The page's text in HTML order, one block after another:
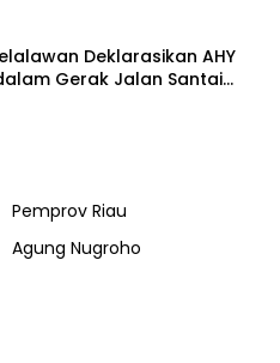
Deklarasikan AHY
Gerak Jalan Santai
Pemprov Riau
Agung Nugroho